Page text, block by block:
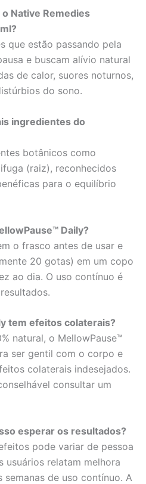
o Native Remedies
que estão passando pela
e buscam alívio natural
de calor, suores noturnos,
do sono.
ingredientes do
botânicos como
(raiz), reconhecidos
para o equilíbrio
Daily?
o frasco antes de usar e
20 gotas) em um copo
ao dia. O uso contínuo é
tem efeitos colaterais?
natural, o MellowPause™
ser gentil com o corpo e
colaterais indesejados.
consultar um
esperar os resultados?
pode variar de pessoa
usuários relatam melhora
de uso contínuo. A